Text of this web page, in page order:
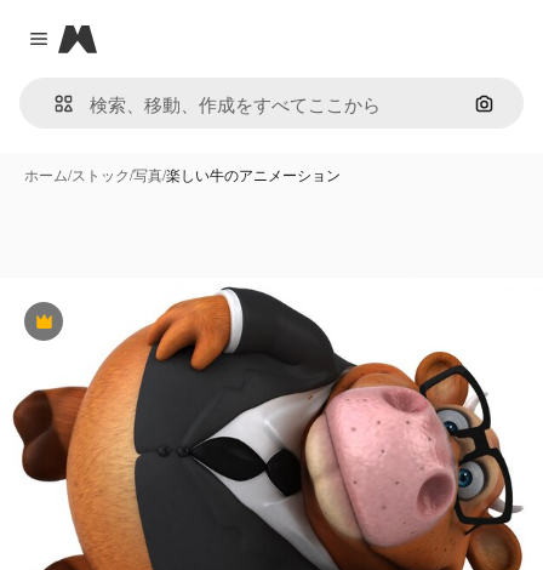
Close menu
Magnific
画像で
ホーム/ストック/写真/楽しい牛のアニメーション
Premium